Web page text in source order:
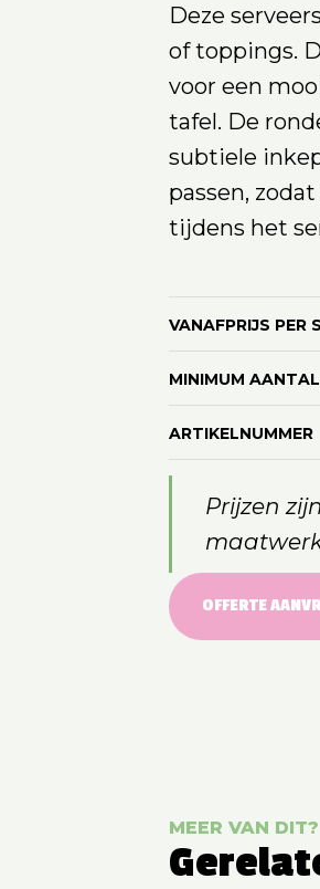
Deze
of toppings.
voor een
tafel. De
subtiele
passen,
tijdens het
VANAFPRIJS PER
MINIMUM AANTAL
ARTIKELNUMMER
Prijzen
OFFERTE
MEER VAN DIT?